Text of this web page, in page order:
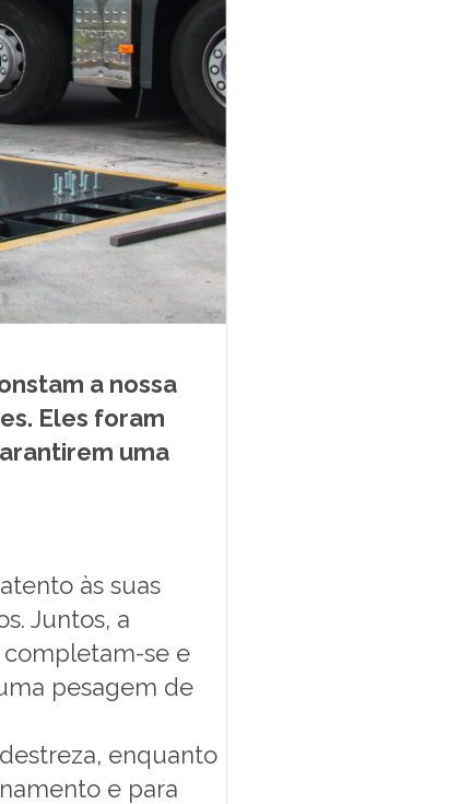
a nossa
Eles foram
uma
às suas
Juntos, a
se e
pesagem de
enquanto
e para